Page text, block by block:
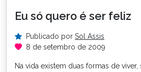
Eu só quero é ser feliz
Publicado por Sol Assis
8 de setembro de 2009
Na vida existem duas formas de